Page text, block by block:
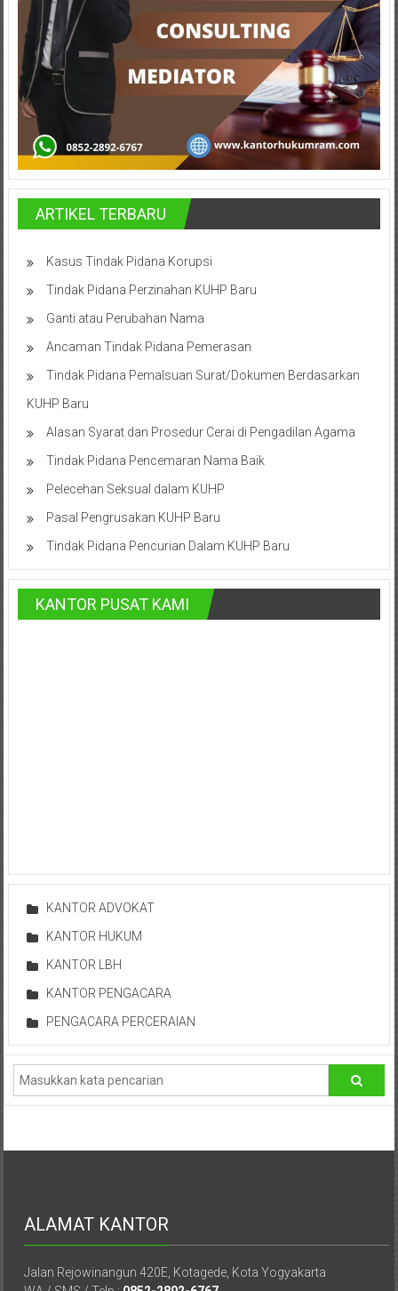
Demak,
Kudus,
Depok,
Sorong,
Papua,
Bekasi,
Pengacara
Pajak,
Pengacara
Perusahaan,
Kantor
Hukum
LBH,
Law
Office
Law
Bantul,
Wonosari,
Wates,
Magelang,
Solo,
Semarang,
Bali,
Surabaya,
Surakarta,
Yogyakarta,
Makassar,
Denpasar,
ARTIKEL TERBARU
Kasus Tindak Pidana Korupsi
Tindak Pidana Perzinahan KUHP Baru
Ganti atau Perubahan Nama
Ancaman Tindak Pidana Pemerasan
Tindak Pidana Pemalsuan Surat/Dokumen Berdasarkan
KUHP Baru
Alasan Syarat dan Prosedur Cerai di Pengadilan Agama
Tindak Pidana Pencemaran Nama Baik
Pelecehan Seksual dalam KUHP
Pasal Pengrusakan KUHP Baru
Tindak Pidana Pencurian Dalam KUHP Baru
KANTOR PUSAT KAMI
KANTOR ADVOKAT
KANTOR HUKUM
KANTOR LBH
KANTOR PENGACARA
PENGACARA PERCERAIAN
ALAMAT KANTOR
Jalan Rejowinangun 420E, Kotagede, Kota Yogyakarta